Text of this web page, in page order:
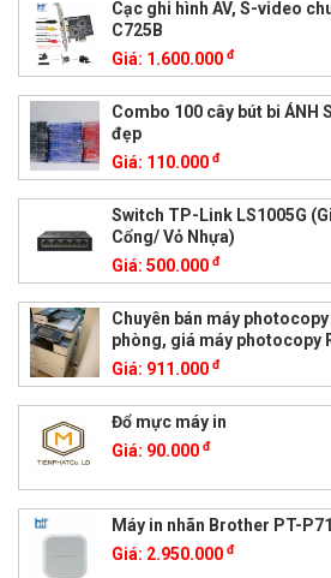
Cạc ghi hình AV, S-video
C725B
Giá: 1.600.000 đ
Combo 100 cây bút bi ÁNH
đẹp
Giá: 110.000 đ
Switch TP-Link LS1005G
Cổng/ Vỏ Nhựa)
Giá: 500.000 đ
Chuyên bán máy
phòng, giá máy photocopy
Giá: 911.000 đ
Đổ mực máy in
Giá: 90.000 đ
Máy in nhãn Brother PT-
Giá: 2.950.000 đ